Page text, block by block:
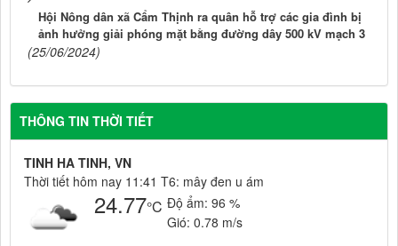
Hội Nông dân xã Cẩm Thịnh ra quân hỗ trợ các gia đình bị
ảnh hưởng giải phóng mặt bằng đường dây 500 kV mạch 3
(25/06/2024)
THÔNG TIN THỜI TIẾT
TINH HA TINH, VN
Thời tiết hôm nay 11:41 T6: mây đen u ám
24.77°C Độ ẩm: 96 %
Gió: 0.78 m/s